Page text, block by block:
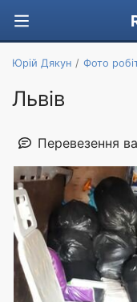
Юрій Дякун Фото
Львів
Перевезення